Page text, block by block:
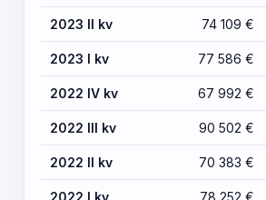
2023 II kv 74 109 €
2023 I kv 77 586 €
2022 IV kv 67 992 €
2022 III kv 90 502 €
2022 II kv 70 383 €
2022 I kv 78 252 €